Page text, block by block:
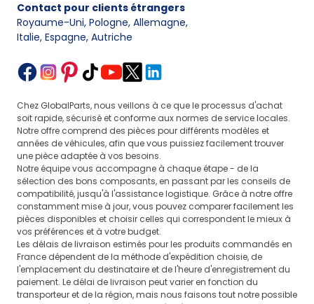
Contact pour clients étrangers
Royaume-Uni, Pologne, Allemagne,
Italie, Espagne, Autriche
Chez GlobalParts, nous veillons à ce que le processus d'achat
soit rapide, sécurisé et conforme aux normes de service locales.
Notre offre comprend des pièces pour différents modèles et
années de véhicules, afin que vous puissiez facilement trouver
une pièce adaptée à vos besoins.
Notre équipe vous accompagne à chaque étape - de la
sélection des bons composants, en passant par les conseils de
compatibilité, jusqu'à l'assistance logistique. Grâce à notre offre
constamment mise à jour, vous pouvez comparer facilement les
pièces disponibles et choisir celles qui correspondent le mieux à
vos préférences et à votre budget.
Les délais de livraison estimés pour les produits commandés en
France dépendent de la méthode d'expédition choisie, de
l'emplacement du destinataire et de l'heure d'enregistrement du
paiement. Le délai de livraison peut varier en fonction du
transporteur et de la région, mais nous faisons tout notre possible